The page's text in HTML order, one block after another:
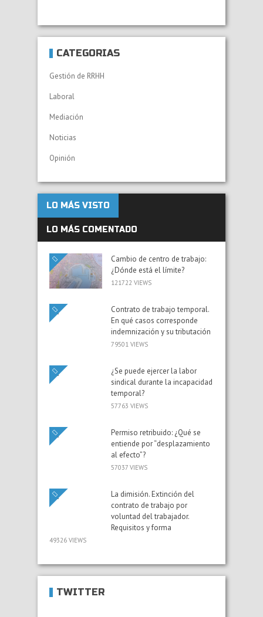
CATEGORÍAS
Gestión de RRHH
Laboral
Mediación
Noticias
Opinión
LO MÁS VISTO
LO MÁS COMENTADO
Cambio de centro de trabajo:
¿Dónde está el límite?
121722 VIEWS
Contrato de trabajo temporal.
En qué casos corresponde
indemnización y su tributación
79501 VIEWS
¿Se puede ejercer la labor
sindical durante la incapacidad
temporal?
57763 VIEWS
Permiso retribuido: ¿Qué se
entiende por “desplazamiento
al efecto”?
57037 VIEWS
La dimisión. Extinción del
contrato de trabajo por
voluntad del trabajador.
Requisitos y forma
49326 VIEWS
TWITTER